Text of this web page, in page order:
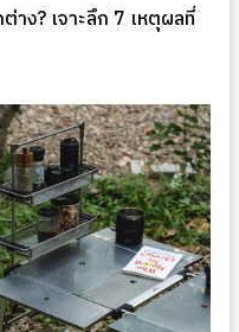
าง? เจาะลึก 7 เหตุผลที่